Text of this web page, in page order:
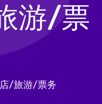
游/票
/旅游/票务